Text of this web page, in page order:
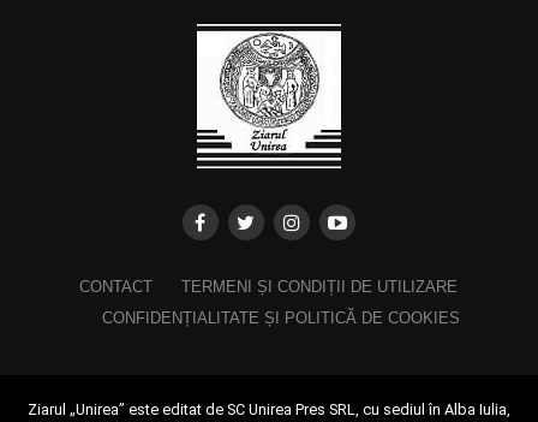
CONTACT
TERMENI ȘI CONDIȚII DE UTILIZARE
CONFIDENȚIALITATE ȘI POLITICĂ DE COOKIES
Ziarul „Unirea” este editat de SC Unirea Pres SRL, cu sediul în Alba Iulia,